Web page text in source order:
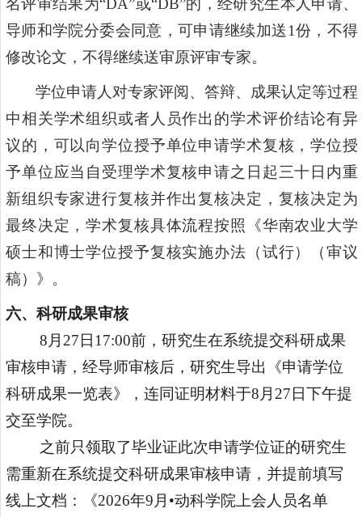
名评审结果为“DA”或“DB”的，经研究生本人申请、
导师和学院分委会同意，可申请继续加送1份，不得
修改论文，不得继续送审原评审专家。
学位申请人对专家评阅、答辩、成果认定等过程
中相关学术组织或者人员作出的学术评价结论有异
议的，可以向学位授予单位申请学术复核，学位授
予单位应当自受理学术复核申请之日起三十日内重
新组织专家进行复核并作出复核决定，复核决定为
最终决定，学术复核具体流程按照《华南农业大学
硕士和博士学位授予复核实施办法（试行）（审议
稿）》。
六、科研成果审核
8月 27 日 17:00前 ， 研究生在系统提交科研成果
审核申请，经导师审核后，研究生导出《申请学位
科研成果一览表》，连同证明材料于8月 27 日下午提
交至学院。
之前只领取了毕业证此次申请学位证的研究生
需重新在系统提交科研成果审核申请，并提前填写
线上文档：《2026年9月 •动科学院上会人员名单